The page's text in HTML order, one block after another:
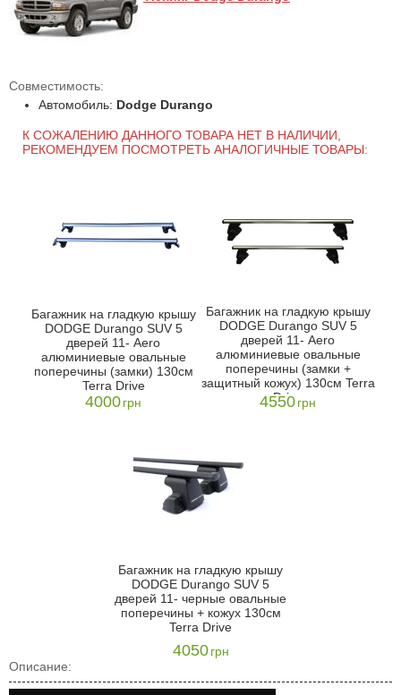
Совместимость:
Автомобиль: Dodge Durango
К СОЖАЛЕНИЮ ДАННОГО ТОВАРА НЕТ В НАЛИЧИИ,
РЕКОМЕНДУЕМ ПОСМОТРЕТЬ АНАЛОГИЧНЫЕ ТОВАРЫ:
Багажник на гладкую крышу
DODGE Durango SUV 5
дверей 11- Aero
алюминиевые овальные
поперечины (замки) 130см
Terra Drive
4000грн
Багажник на гладкую крышу
DODGE Durango SUV 5
дверей 11- Aero
алюминиевые овальные
поперечины (замки +
защитный кожух) 130см Terra
Drive
4550грн
Багажник на гладкую крышу
DODGE Durango SUV 5
дверей 11- черные овальные
поперечины + кожух 130см
Terra Drive
4050 грн
Описание: